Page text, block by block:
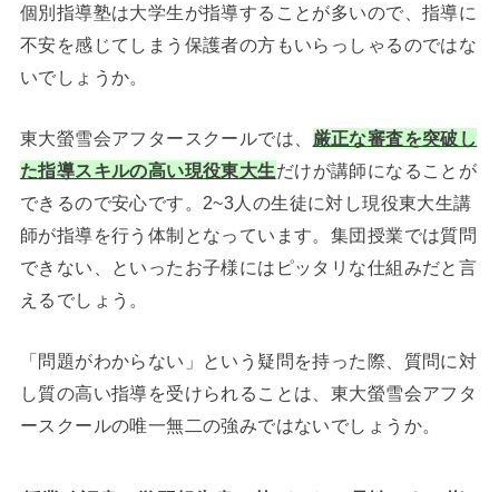
個別指導塾は大学生が指導することが多いので、指導に
不安を感じてしまう保護者の方もいらっしゃるのではな
いでしょうか。
東大螢雪会アフタースクールでは、 厳正な審査を突破し
た指導スキルの高い現役東大生だけが講師になることが
できるので安心です。 2~3人の生徒に対し現役東大生講
師が指導を行う体制となっています。集団授業では質問
できない、といったお子様にはピッタリな仕組みだと言
えるでしょう。
「問題がわからない」という疑問を持った際、質問に対
し質の高い指導を受けられることは、東大螢雪会アフタ
ースクールの唯一無二の強みではないでしょうか。